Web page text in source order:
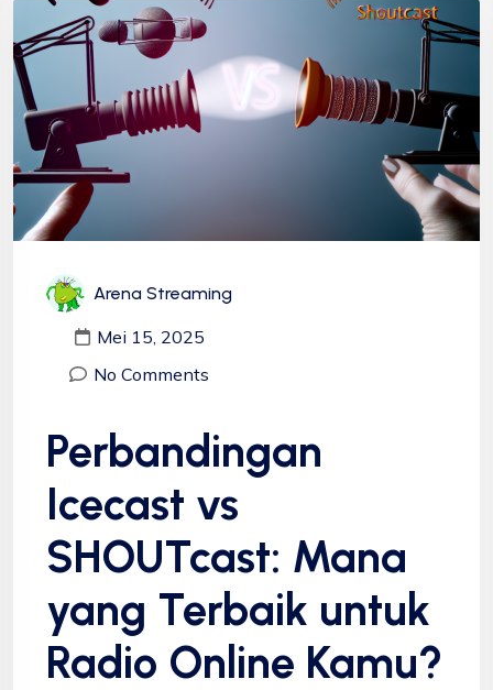
Arena Streaming
Mei 15, 2025
No Comments
Perbandingan
Icecast vs
SHOUTcast: Mana
yang Terbaik untuk
Radio Online Kamu?